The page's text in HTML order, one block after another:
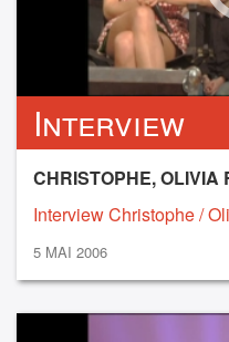
Interview
CHRISTOPHE, OLIVIA
Interview Christophe /
5 MAI 2006